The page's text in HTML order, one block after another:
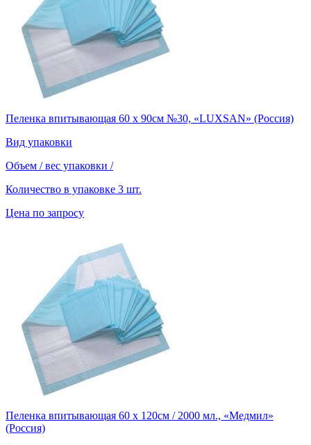
Пеленка впитывающая 60 х 90см №30, «LUXSAN» (Россия)
Вид упаковки
Объем / вес упаковки /
Количество в упаковке 3 шт.
Цена по запросу
Пеленка впитывающая 60 х 120см / 2000 мл., «Медмил»
(Россия)